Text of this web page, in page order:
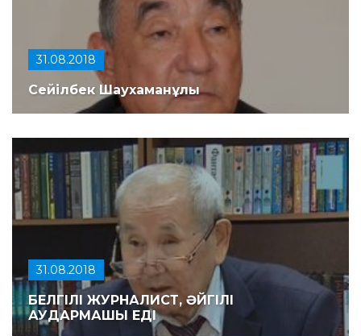
31.08.2018
Сейілбек Шаухаманұлы
31.08.2018
БЕЛГІЛІ ЖУРНАЛИСТ, ӘЙГІЛІ
АУДАРМАШЫ ЕДІ